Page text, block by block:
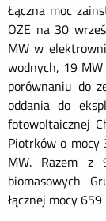
Łączna moc
OZE na 30
MW w
wodnych, 19
porównaniu do
oddania do
fotowoltaicznej
Piotrków o
MW. Razem z
biomasowych
łącznej mocy 659